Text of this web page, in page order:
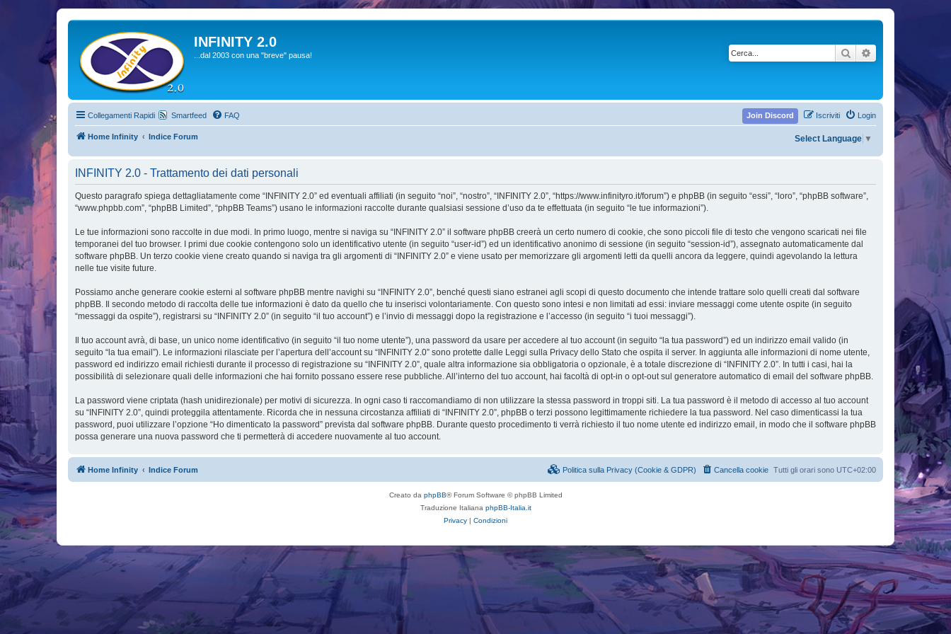
INFINITY 2.0
...dal 2003 con una "breve" pausa! Cerca
Collegamenti Rapidi Smartfeed FAQ Login
Iscriviti
Join Discord
Home Infinity Indice Forum Select Language ▼
INFINITY 2.0 - Trattamento dei dati personali
Questo paragrafo spiega dettagliatamente come “INFINITY 2.0” ed eventuali affiliati (in seguito “noi”, “nostro”, “INFINITY 2.0”, “https://www.infinityro.it/forum”) e phpBB (in seguito “essi”, “loro”, “phpBB software”,
“www.phpbb.com”, “phpBB Limited”, “phpBB Teams”) usano le informazioni raccolte durante qualsiasi sessione d’uso da te effettuata (in seguito “le tue informazioni”).
Le tue informazioni sono raccolte in due modi. In primo luogo, mentre si naviga su “INFINITY 2.0” il software phpBB creerà un certo numero di cookie, che sono piccoli file di testo che vengono scaricati nei file
temporanei del tuo browser. I primi due cookie contengono solo un identificativo utente (in seguito “user-id”) ed un identificativo anonimo di sessione (in seguito “session-id”), assegnato automaticamente dal
software phpBB. Un terzo cookie viene creato quando si naviga tra gli argomenti di “INFINITY 2.0” e viene usato per memorizzare gli argomenti letti da quelli ancora da leggere, quindi agevolando la lettura
nelle tue visite future.
Possiamo anche generare cookie esterni al software phpBB mentre navighi su “INFINITY 2.0”, benché questi siano estranei agli scopi di questo documento che intende trattare solo quelli creati dal software
phpBB. Il secondo metodo di raccolta delle tue informazioni è dato da quello che tu inserisci volontariamente. Con questo sono intesi e non limitati ad essi: inviare messaggi come utente ospite (in seguito
“messaggi da ospite”), registrarsi su “INFINITY 2.0” (in seguito “il tuo account”) e l’invio di messaggi dopo la registrazione e l’accesso (in seguito “i tuoi messaggi”).
Il tuo account avrà, di base, un unico nome identificativo (in seguito “il tuo nome utente”), una password da usare per accedere al tuo account (in seguito “la tua password”) ed un indirizzo email valido (in
seguito “la tua email”). Le informazioni rilasciate per l’apertura dell’account su “INFINITY 2.0” sono protette dalle Leggi sulla Privacy dello Stato che ospita il server. In aggiunta alle informazioni di nome utente,
password ed indirizzo email richiesti durante il processo di registrazione su “INFINITY 2.0”, quale altra informazione sia obbligatoria o opzionale, è a totale discrezione di “INFINITY 2.0”. In tutti i casi, hai la
possibilità di selezionare quali delle informazioni che hai fornito possano essere rese pubbliche. All’interno del tuo account, hai facoltà di opt-in o opt-out sul generatore automatico di email del software phpBB.
La password viene criptata (hash unidirezionale) per motivi di sicurezza. In ogni caso ti raccomandiamo di non utilizzare la stessa password in troppi siti. La tua password è il metodo di accesso al tuo account
su “INFINITY 2.0”, quindi proteggila attentamente. Ricorda che in nessuna circostanza affiliati di “INFINITY 2.0”, phpBB o terzi possono legittimamente richiedere la tua password. Nel caso dimenticassi la tua
password, puoi utilizzare l’opzione “Ho dimenticato la password” prevista dal software phpBB. Durante questo procedimento ti verrà richiesto il tuo nome utente ed indirizzo email, in modo che il software phpBB
possa generare una nuova password che ti permetterà di accedere nuovamente al tuo account.
Home Infinity Indice Forum Tutti gli orari sono UTC+02:00
Cancella cookie
Politica sulla Privacy (Cookie & GDPR)
Creato da phpBB® Forum Software © phpBB Limited
Traduzione Italiana phpBB-Italia.it
Privacy | Condizioni